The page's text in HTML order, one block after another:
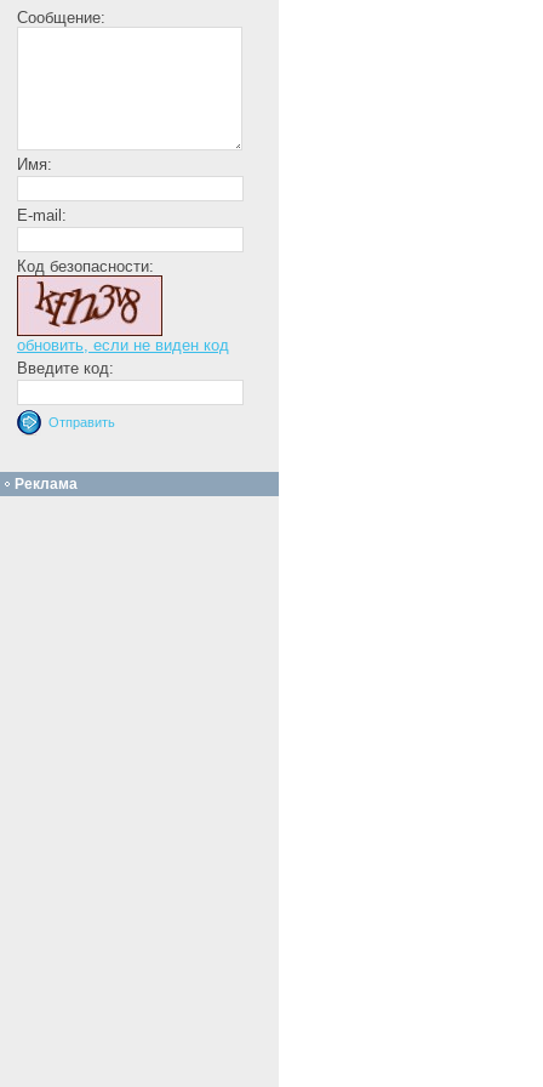
Сообщение:
Имя:
E-mail:
Код безопасности:
обновить, если не виден код
Введите код:
Реклама